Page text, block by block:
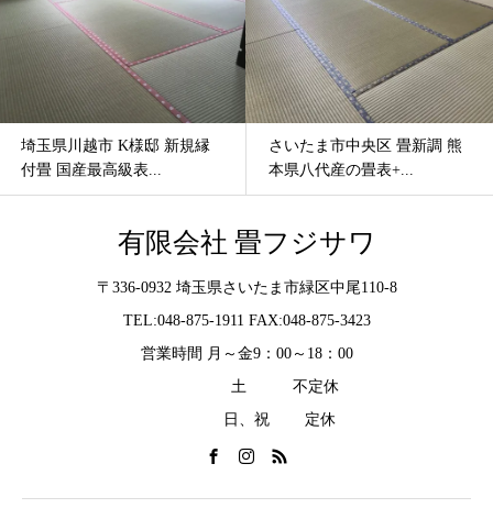
埼玉県川越市 K様邸 新規縁
付畳 国産最高級表...
さいたま市中央区 畳新調 熊
本県八代産の畳表+...
有限会社 畳フジサワ
〒336-0932 埼玉県さいたま市緑区中尾110-8
TEL:048-875-1911 FAX:048-875-3423
営業時間 月～金9：00～18：00
土 不定休
日、祝 定休